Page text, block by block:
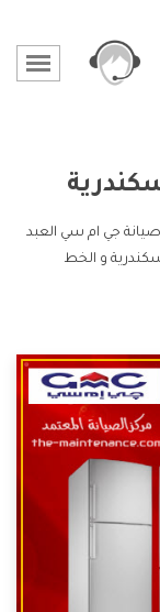
صيانة جي ام سي العبد
و الخط